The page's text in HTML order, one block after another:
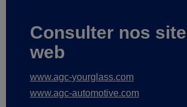
Consulter nos
web
www.agc-yourglass.com
www.agc-automotive.com